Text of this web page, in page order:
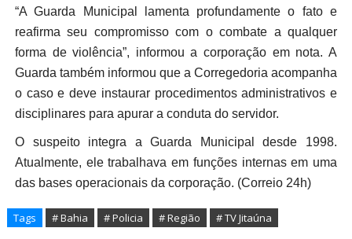
“A Guarda Municipal lamenta profundamente o fato e
reafirma seu compromisso com o combate a qualquer
forma de violência”, informou a corporação em nota. A
Guarda também informou que a Corregedoria acompanha
o caso e deve instaurar procedimentos administrativos e
disciplinares para apurar a conduta do servidor.
O suspeito integra a Guarda Municipal desde 1998.
Atualmente, ele trabalhava em funções internas em uma
das bases operacionais da corporação. (Correio 24h)
Tags # Bahia # Policia # Região # TV Jitaúna